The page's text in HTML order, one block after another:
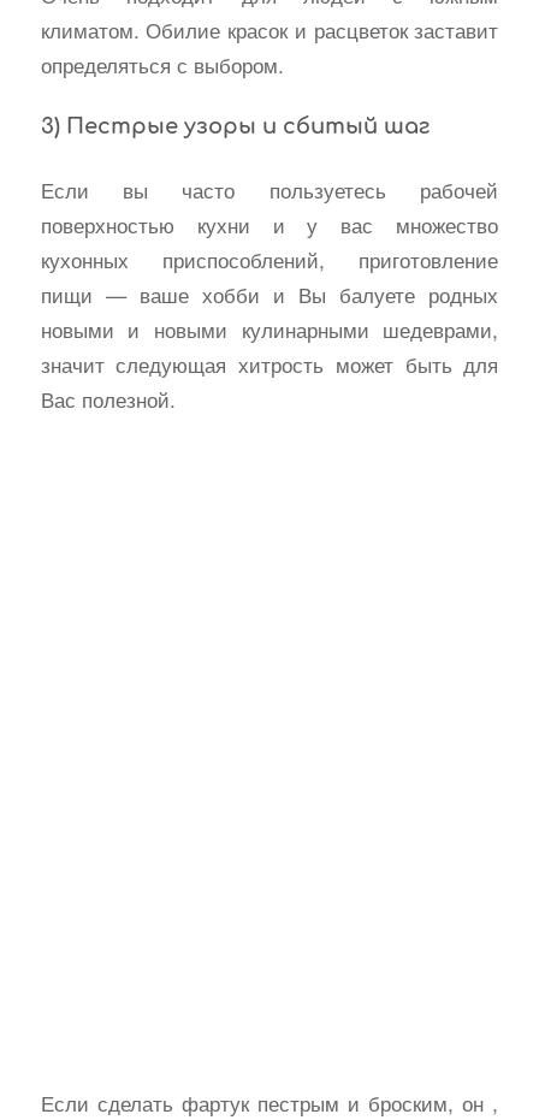
климатом. Обилие красок и расцветок заставит
определяться с выбором.
3) Пестрые узоры и сбитый шаг
Если вы часто пользуетесь рабочей
поверхностью кухни и у вас множество
кухонных приспособлений, приготовление
пищи — ваше хобби и Вы балуете родных
новыми и новыми кулинарными шедеврами,
значит следующая хитрость может быть для
Вас полезной.
Если сделать фартук пестрым и броским, он ,